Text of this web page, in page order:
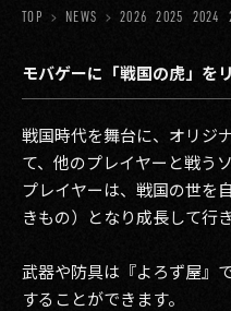
ジ
ミ
医
出版
イ
ABOUT
SERVICES
GROUP
RECRUIT
CONTACT
TOP NEWS 2026 2025 2024
モバゲーに「戦国の虎」を
戦国時代を舞台に、オリジ
て、他のプレイヤーと戦う
プレイヤーは、戦国の世を
きもの）となり成長して行き
武器や防具は『よろず屋』
することができます。